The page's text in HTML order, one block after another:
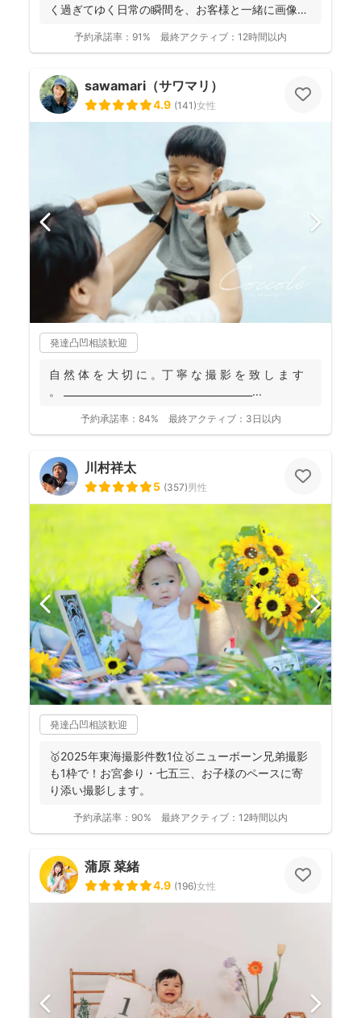
く過ぎてゆく日常の瞬間を、お客様と一緒に画像と
予約承諾率： 91% 最終アクティブ： 12時間以内
sawamari（サワマリ）
4.9 (141)女性
発達凸凹相談歓迎
自 然 体 を 大 切 に 。丁 寧 な 撮 影 を 致 し ま す
。 _______________________________________...
予約承諾率： 84% 最終アクティブ： 3日以内
川村祥太
5 (357)男性
発達凸凹相談歓迎
🥇2025年東海撮影件数1位🥇ニューボーン兄弟撮影
も1枠で！お宮参り・七五三、お子様のペースに寄
り添い撮影します。
予約承諾率： 90% 最終アクティブ： 12時間以内
蒲原 菜緒
4.9 (196)女性